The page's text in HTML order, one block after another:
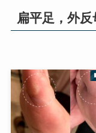
扁平足，外反